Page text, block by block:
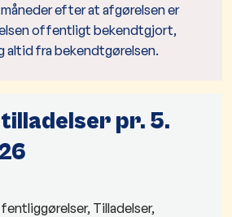
efter at afgørelsen er
offentligt bekendtgjort,
altid fra bekendtgørelsen.
pr. 5.
, Tilladelser,